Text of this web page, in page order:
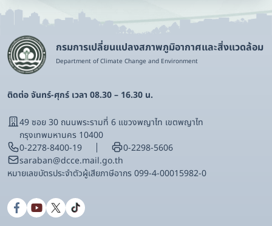
กรมการเปลี่ยนแปลงสภาพภูมิอากาศและสิ่งแวดล้อม
Department of Climate Change and Environment
ติดต่อ จันทร์-ศุกร์ เวลา 08.30 – 16.30 น.
49 ซอย 30 ถนนพระรามที่ 6 แขวงพญาไท เขตพญาไท
กรุงเทพมหานคร 10400
0-2278-8400-19
0-2298-5606
saraban@dcce.mail.go.th
หมายเลขบัตรประจําตัวผู้เสียภาษีอากร 099-4-00015982-0